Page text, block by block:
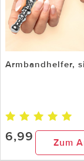
Armbandhelfer,
6,99 Zum